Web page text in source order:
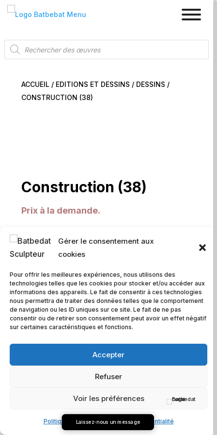
Gérer le consentement aux
cookies
Pour offrir les meilleures expériences, nous utilisons des
technologies telles que les cookies pour stocker et/ou accéder aux
informations des appareils. Le fait de consentir à ces technologies
nous permettra de traiter des données telles que le comportement
de navigation ou les ID uniques sur ce site. Le fait de ne pas
consentir ou de retirer son consentement peut avoir un effet négatif
sur certaines caractéristiques et fonctions.
Accepter
Refuser
Voir les préférences
Politique de cookiesCharte de confidentialité
Recherche
de
produits
ACCUEIL / EDITIONS ET DESSINS / DESSINS /
CONSTRUCTION (38)
Construction (38)
Prix à la demande.
COMMANDER
Informations complémentaires
Dimensions
75 × 110 cm
2009
pièce unique
TechniqueLaissez-nous un message